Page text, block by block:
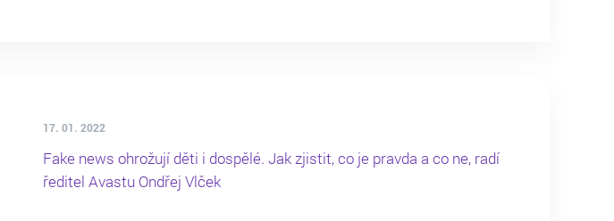
17. 01. 2022
Fake news ohrožují děti i dospělé. Jak zjistit, co je pravda a co ne, radí
ředitel Avastu Ondřej Vlček